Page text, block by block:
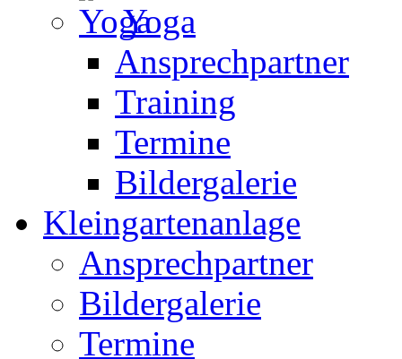
Yoga
Ansprechpartner
Training
Termine
Bildergalerie
Kleingartenanlage
Ansprechpartner
Bildergalerie
Termine